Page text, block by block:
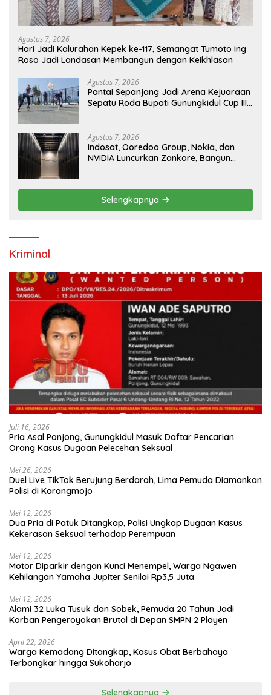
Agustus 7, 2026
Hari Jadi Kalurahan Kepek ke-117, Semangat Tumoto Ing
Roso Jadi Landasan Membangun dengan Keikhlasan
Agustus 7, 2026
Pantai Sepanjang Jadi Arena Kejuaraan
Sepatu Roda Bupati Gunungkidul Cup III
Agustus 7, 2026
Indosat, Ooredoo Group, Nokia, dan
NVIDIA Luncurkan Zankore, Bangun
Selengkapnya
Kriminal
Juli 16, 2026
Pria Asal Ponjong, Gunungkidul Masuk Daftar Pencarian
Orang Kasus Dugaan Pelecehan Seksual
Mei 26, 2026
Duel Live TikTok Berujung Berdarah, Lima Pemuda Diamankan
Polisi di Karangmojo
Mei 12, 2026
Dua Pria di Patuk Ditangkap, Polisi Ungkap Dugaan Kasus
Kekerasan Seksual terhadap Perempuan
Mei 12, 2026
Motor Diparkir dengan Kunci Menempel, Warga Ngawen
Kehilangan Yamaha Jupiter Senilai Rp3,5 Juta
Mei 12, 2026
Alami 32 Luka Tusuk dan Sobek, Pemuda 20 Tahun Jadi
Korban Pengeroyokan Brutal di Depan SMPN 2 Playen
April 22, 2026
Warga Kemadang Ditangkap, Kasus Obat Berbahaya
Terbongkar hingga Sukoharjo
Selengkapnya